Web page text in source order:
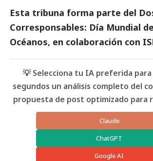
Esta tribuna forma parte del
Corresponsables: Día Mundial
Océanos, en colaboración con
💡 Selecciona tu IA preferida
segundos un análisis completo del
propuesta de post optimizado para
Claude
ChatGPT
Google AI